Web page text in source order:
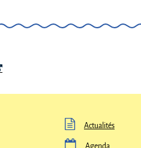
 Actualités
